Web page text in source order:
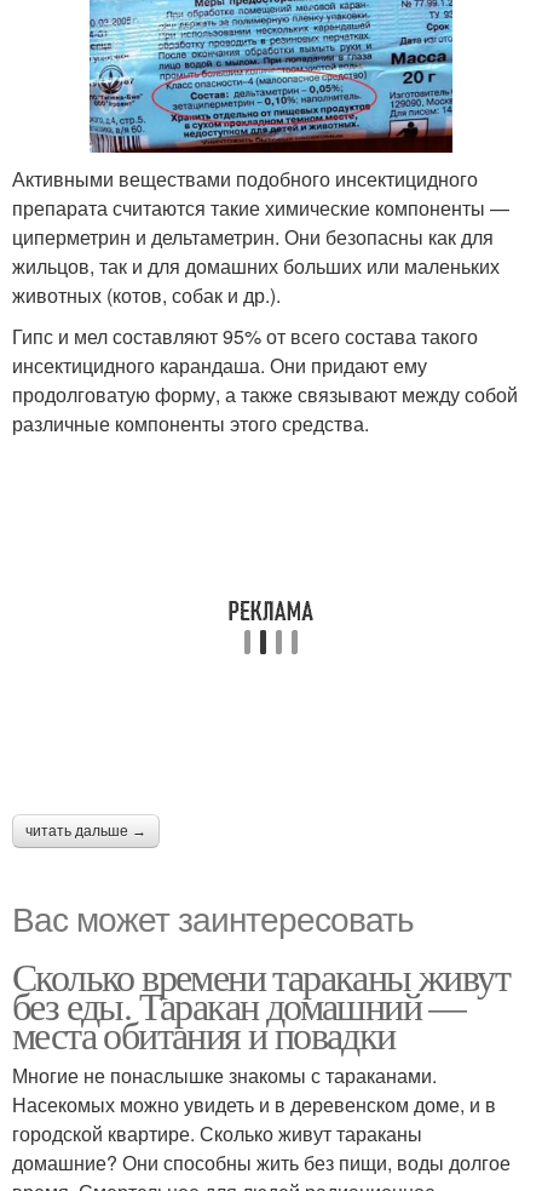
Активными веществами подобного инсектицидного
препарата считаются такие химические компоненты —
циперметрин и дельтаметрин. Они безопасны как для
жильцов, так и для домашних больших или маленьких
животных (котов, собак и др.).
Гипс и мел составляют 95% от всего состава такого
инсектицидного карандаша. Они придают ему
продолговатую форму, а также связывают между собой
различные компоненты этого средства.
читать дальше →
Вас может заинтересовать
Сколько времени тараканы живут
без еды. Таракан домашний —
места обитания и повадки
Многие не понаслышке знакомы с тараканами.
Насекомых можно увидеть и в деревенском доме, и в
городской квартире. Сколько живут тараканы
домашние? Они способны жить без пищи, воды долгое